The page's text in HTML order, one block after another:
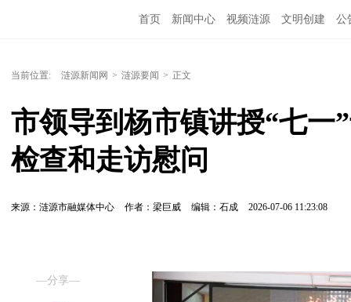
首页 新闻中心 视频涟源 文明创建 公
当前位置: 涟源新闻网 > 涟源要闻 > 正文
市领导到杨市镇讲授“七一
检查和走访慰问
来源：涟源市融媒体中心 作者：梁巨威 编辑：石成 2026-07-06 11:23:08
—分享—